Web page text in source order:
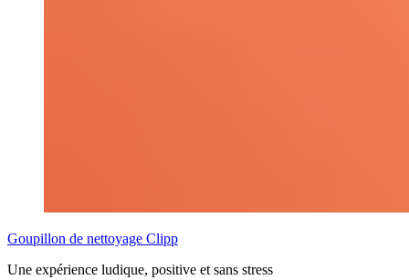
Goupillon de nettoyage Clipp
Une expérience ludique, positive et sans stress